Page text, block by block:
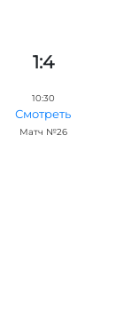
1:4
10:30
Смотреть
Матч №26